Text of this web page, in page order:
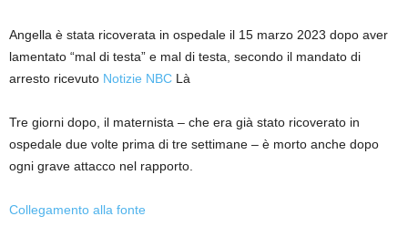
Angella è stata ricoverata in ospedale il 15 marzo 2023 dopo aver
lamentato “mal di testa” e mal di testa, secondo il mandato di
arresto ricevuto Notizie NBC Là
Tre giorni dopo, il maternista – che era già stato ricoverato in
ospedale due volte prima di tre settimane – è morto anche dopo
ogni grave attacco nel rapporto.
Collegamento alla fonte